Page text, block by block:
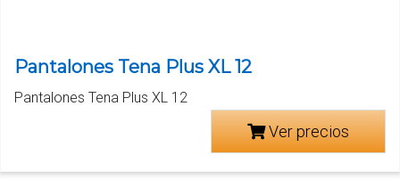
Pantalones Tena Plus XL 12
Pantalones Tena Plus XL 12
Ver precios